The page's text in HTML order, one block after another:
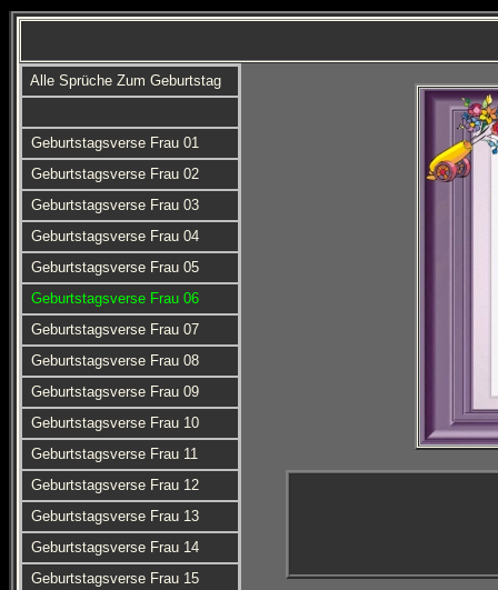
Alle Sprüche Zum Geburtstag
Geburtstagsverse Frau 01
Geburtstagsverse Frau 02
Geburtstagsverse Frau 03
Geburtstagsverse Frau 04
Geburtstagsverse Frau 05
Geburtstagsverse Frau 06
Geburtstagsverse Frau 07
Geburtstagsverse Frau 08
Geburtstagsverse Frau 09
Geburtstagsverse Frau 10
Geburtstagsverse Frau 11
Geburtstagsverse Frau 12
Geburtstagsverse Frau 13
Geburtstagsverse Frau 14
Geburtstagsverse Frau 15